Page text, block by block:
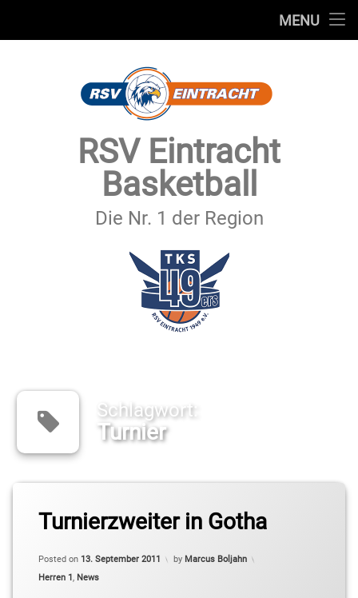
MENU
SECHSTER MANN
IMPRESSUM & DATENSCHUTZ
RSV Eintracht
Basketball
Die Nr. 1 der Region
Schlagwort:
Turnier
Turnierzweiter in Gotha
Posted on 13. September 2011
Updated on10. Oktober 2011
by Marcus Boljahn
Categories:
Herren 1, News
Gotha
Vorbereitung